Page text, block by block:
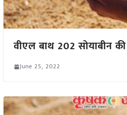
वीएल बाथ 202 सोयाबीन
June 25, 2022